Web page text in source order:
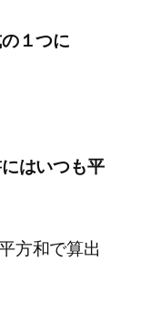
１つに
はいつも平
方和で算出